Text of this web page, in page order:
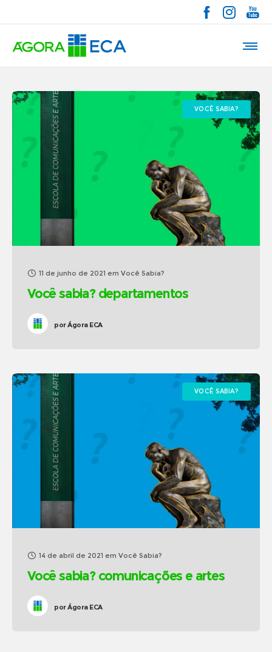
VOCÊ SABIA?
11 de junho de 2021 em Você Sabia?
Você sabia? departamentos
porÁgora ECA
VOCÊ SABIA?
14 de abril de 2021 em Você Sabia?
Você sabia? comunicações e artes
porÁgora ECA